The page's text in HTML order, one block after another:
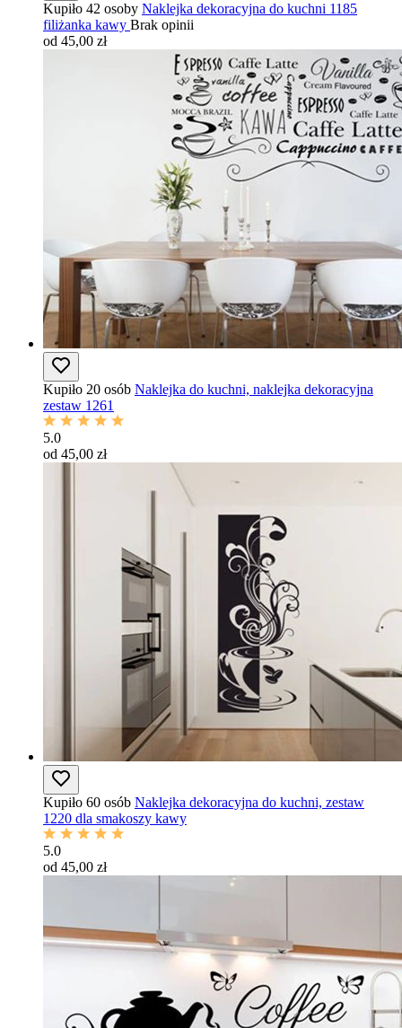
Kupiło 42 osoby Naklejka dekoracyjna do kuchni 1185
filiżanka kawy Brak opinii
od 45,00 zł
Kupiło 20 osób Naklejka do kuchni, naklejka dekoracyjna
zestaw 1261
5.0
od 45,00 zł
Kupiło 60 osób Naklejka dekoracyjna do kuchni, zestaw
1220 dla smakoszy kawy
5.0
od 45,00 zł